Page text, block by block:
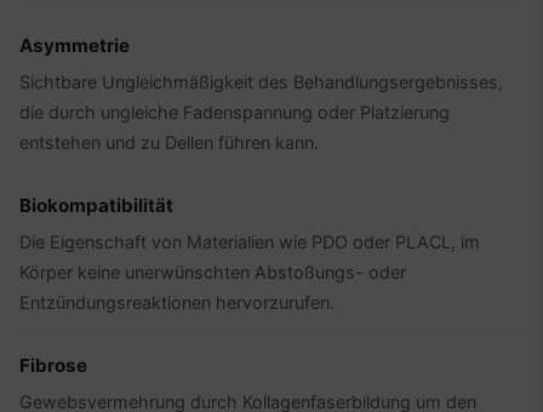
Asymmetrie
Sichtbare Ungleichmäßigkeit des Behandlungsergebnisses,
die durch ungleiche Fadenspannung oder Platzierung
entstehen und zu Dellen führen kann.
Biokompatibilität
Die Eigenschaft von Materialien wie PDO oder PLACL, im
Körper keine unerwünschten Abstoßungs- oder
Entzündungsreaktionen hervorzurufen.
Fibrose
Gewebsvermehrung durch Kollagenfaserbildung um den